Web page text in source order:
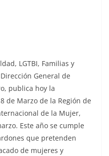
LGTBI, Familias y
General de
publica hoy la
de Marzo de la Región de
de la Mujer,
Este año se cumple
que pretenden
de mujeres y